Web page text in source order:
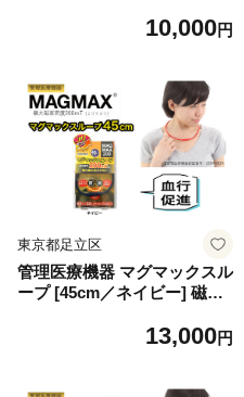
10,000円
東京都足立区
管理医療機器 マグマックスル
ープ [45cm／ネイビー] 磁気
用 最大磁束密度200mT メン
13,000円